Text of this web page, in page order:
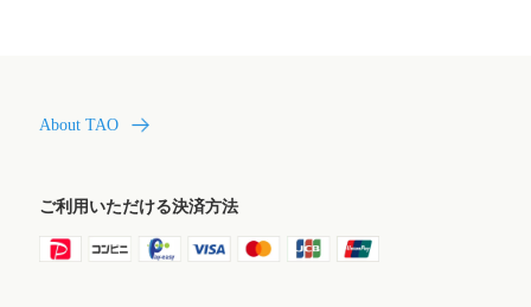
About TAO
ご利用いただける決済方法